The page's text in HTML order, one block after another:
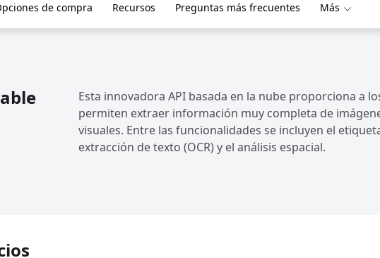
de compra Recursos Preguntas más frecuentes Más
Esta innovadora API basada en la nube proporciona a
permiten extraer información muy completa de
visuales. Entre las funcionalidades se incluyen el
extracción de texto (OCR) y el análisis espacial.